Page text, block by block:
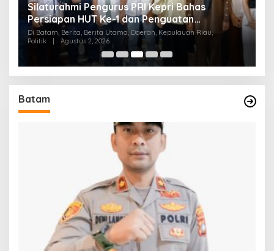
Kuasa Hukum PT Sosor Tala Jaya Tolak Klaim
Perluasan Kampung Tua Batu Merah
Di Batam, Berita, Berita Utama, Daerah, Hukum, Kepulauan Riau,
Pemerintahan
| Juli 29, 2026
Batam